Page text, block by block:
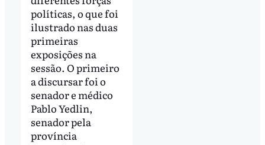
políticas, o que foi
ilustrado nas duas
primeiras
exposições na
sessão. O primeiro
a discursar foi o
senador e médico
Pablo Yedlin,
senador pela
província